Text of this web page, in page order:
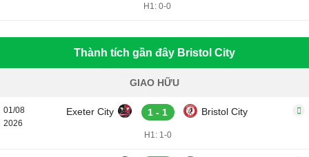
H1: 0-0
Thành tích gần đây Bristol City
GIAO HỮU
01/08
2026
Exeter City 1 - 1 Bristol City
H1: 1-0